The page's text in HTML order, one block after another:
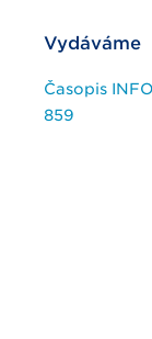
Vydáváme
Časopis INFO
859